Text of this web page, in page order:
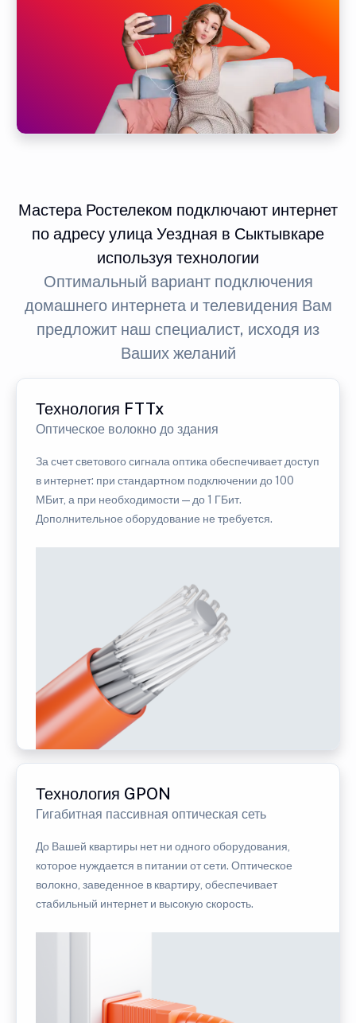
Мастера Ростелеком подключают интернет
по адресу улица Уездная в Сыктывкаре
используя технологии
Оптимальный вариант подключения
домашнего интернета и телевидения Вам
предложит наш специалист, исходя из
Ваших желаний
Технология FTTx
Оптическое волокно до здания
За счет светового сигнала оптика обеспечивает доступ
в интернет: при стандартном подключении до 100
МБит, а при необходимости — до 1 ГБит.
Дополнительное оборудование не требуется.
Технология GPON
Гигабитная пассивная оптическая сеть
До Вашей квартиры нет ни одного оборудования,
которое нуждается в питании от сети. Оптическое
волокно, заведенное в квартиру, обеспечивает
стабильный интернет и высокую скорость.